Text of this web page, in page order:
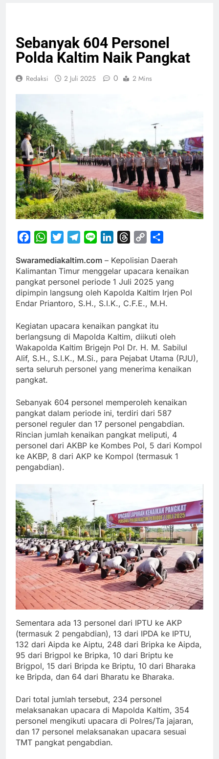
Sebanyak 604 Personel
Polda Kaltim Naik Pangkat
Redaksi 2 Juli 2025 0 2 Mins
FacebookWhatsApp
TwitterTelegram
Line LinkedInThreads
Copy
Swaramediakaltim.com – Kepolisian Daerah
Kalimantan Timur menggelar upacara kenaikan
pangkat personel periode 1 Juli 2025 yang
dipimpin langsung oleh Kapolda Kaltim Irjen Pol
Endar Priantoro, S.H., S.I.K., C.F.E., M.H.
Kegiatan upacara kenaikan pangkat itu
berlangsung di Mapolda Kaltim, diikuti oleh
Wakapolda Kaltim Brigejn Pol Dr. H. M. Sabilul
Alif, S.H., S.I.K., M.Si., para Pejabat Utama (PJU),
serta seluruh personel yang menerima kenaikan
pangkat.
Sebanyak 604 personel memperoleh kenaikan
pangkat dalam periode ini, terdiri dari 587
personel reguler dan 17 personel pengabdian.
Rincian jumlah kenaikan pangkat meliputi, 4
personel dari AKBP ke Kombes Pol, 5 dari Kompol
ke AKBP, 8 dari AKP ke Kompol (termasuk 1
pengabdian).
Sementara ada 13 personel dari IPTU ke AKP
(termasuk 2 pengabdian), 13 dari IPDA ke IPTU,
132 dari Aipda ke Aiptu, 248 dari Bripka ke Aipda,
95 dari Brigpol ke Bripka, 10 dari Briptu ke
Brigpol, 15 dari Bripda ke Briptu, 10 dari Bharaka
ke Bripda, dan 64 dari Bharatu ke Bharaka.
Dari total jumlah tersebut, 234 personel
melaksanakan upacara di Mapolda Kaltim, 354
personel mengikuti upacara di Polres/Ta jajaran,
dan 17 personel melaksanakan upacara sesuai
TMT pangkat pengabdian.